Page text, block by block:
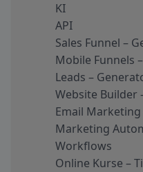
KI
API
Sales Funnel –
Mobile Funnels
Leads –
Website Builder
Email Marketing
Marketing
Workflows
Online Kurse –